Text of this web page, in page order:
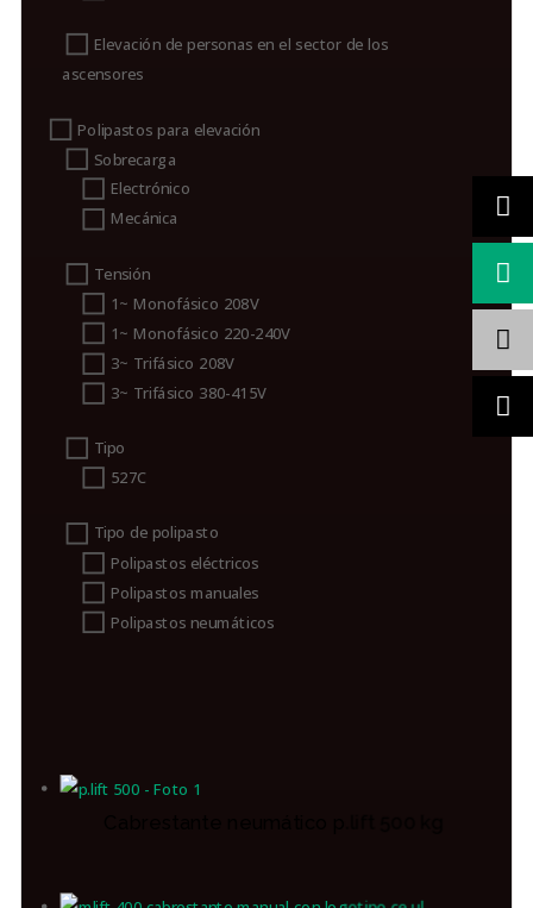
Elevación de personas en el sector de los
ascensores
Polipastos para elevación
Sobrecarga
Electrónico
Mecánica
Tensión
1~ Monofásico 208V
1~ Monofásico 220-240V
3~ Trifásico 208V
3~ Trifásico 380-415V
Tipo
527C
Tipo de polipasto
Polipastos eléctricos
Polipastos manuales
Polipastos neumáticos